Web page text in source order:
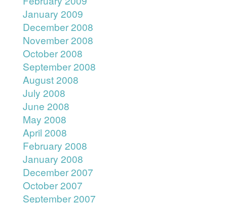
January 2009
December 2008
November 2008
October 2008
September 2008
August 2008
July 2008
June 2008
May 2008
April 2008
February 2008
January 2008
December 2007
October 2007
September 2007